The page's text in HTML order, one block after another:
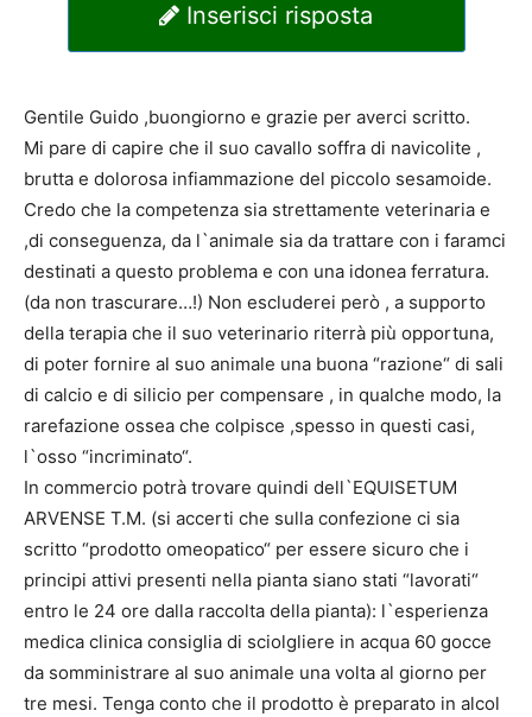
Inserisci risposta
Gentile Guido ,buongiorno e grazie per averci scritto.
Mi pare di capire che il suo cavallo soffra di navicolite ,
brutta e dolorosa infiammazione del piccolo sesamoide.
Credo che la competenza sia strettamente veterinaria e
,di conseguenza, da l`animale sia da trattare con i faramci
destinati a questo problema e con una idonea ferratura.
(da non trascurare…!) Non escluderei però , a supporto
della terapia che il suo veterinario riterrà più opportuna,
di poter fornire al suo animale una buona “razione“ di sali
di calcio e di silicio per compensare , in qualche modo, la
rarefazione ossea che colpisce ,spesso in questi casi,
l`osso “incriminato“.
In commercio potrà trovare quindi dell`EQUISETUM
ARVENSE T.M. (si accerti che sulla confezione ci sia
scritto “prodotto omeopatico“ per essere sicuro che i
principi attivi presenti nella pianta siano stati “lavorati“
entro le 24 ore dalla raccolta della pianta): l`esperienza
medica clinica consiglia di sciolgliere in acqua 60 gocce
da somministrare al suo animale una volta al giorno per
tre mesi. Tenga conto che il prodotto è preparato in alcol